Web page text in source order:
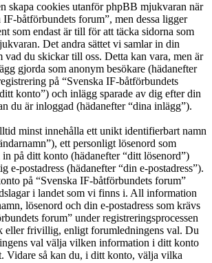
skapa cookies utanför phpBB mjukvaran när
IF-båtförbundets forum”, men dessa ligger
som endast är till för att täcka sidorna som
Det andra sättet vi samlar in din
vad du skickar till oss. Detta kan vara, men är
gjorda som anonym besökare (hädanefter
på “Svenska IF-båtförbundets
konto”) och inlägg sparade av dig efter din
du är inloggad (hädanefter “dina inlägg”).
minst innehålla ett unikt identifierbart namn
ett personligt lösenord som
på ditt konto (hädanefter “ditt lösenord”)
e-postadress (hädanefter “din e-postadress”).
på “Svenska IF-båtförbundets forum”
i landet som vi finns i. All information
lösenord och din e-postadress som krävs
forum” under registreringsprocessen
eller frivillig, enligt forumledningens val. Du
val välja vilken information i ditt konto
Vidare så kan du, i ditt konto, välja vilka